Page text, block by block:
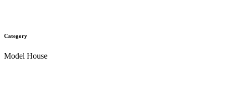
Category
Model House